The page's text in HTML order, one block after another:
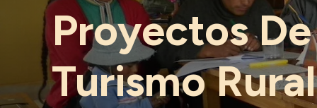
Proyectos De
Turismo